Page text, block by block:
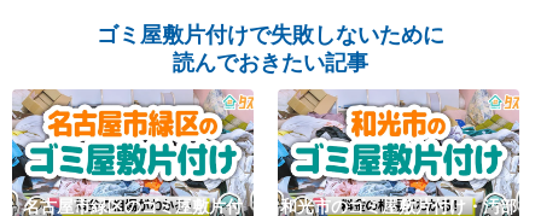
ゴミ屋敷片付けで失敗しないために
読んでおきたい記事
名古屋市緑区のゴミ屋敷片付
和光市のゴミ屋敷片付け・汚部